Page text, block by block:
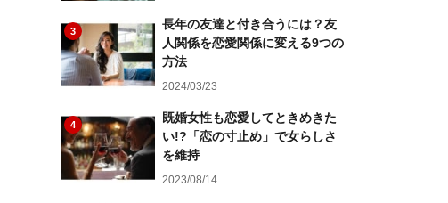
3
長年の友達と付き合うには？友
人関係を恋愛関係に変える9つの
方法
2024/03/23
4
既婚女性も恋愛してときめきた
い!?「恋の寸止め」で女らしさ
を維持
2023/08/14